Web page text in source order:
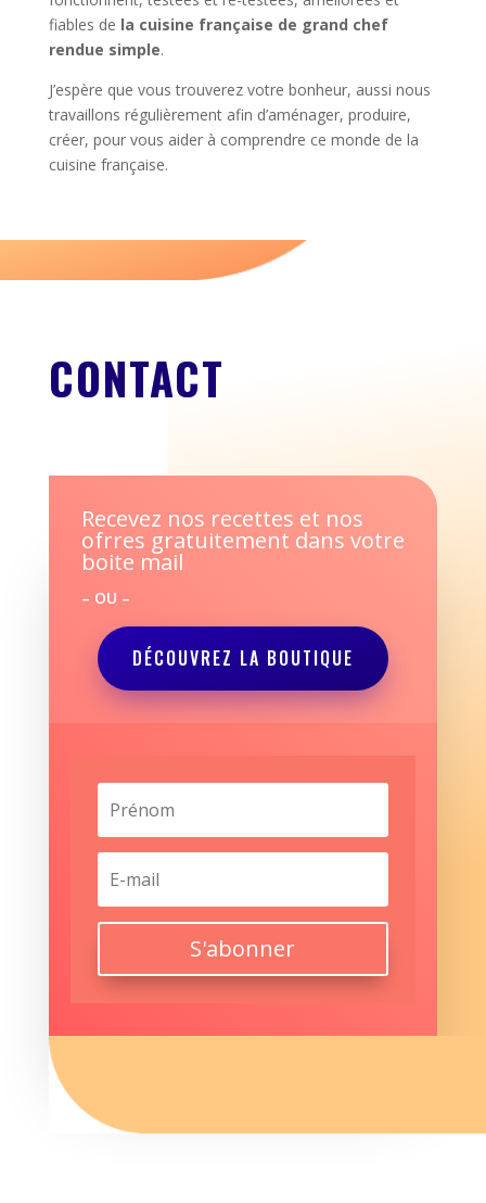
fiables de la cuisine française de grand chef
rendue simple.
J’espère que vous trouverez votre bonheur, aussi nous
travaillons régulièrement afin d’aménager, produire,
créer, pour vous aider à comprendre ce monde de la
cuisine française.
CONTACT
Recevez nos recettes et nos
ofrres gratuitement dans votre
boite mail
– OU –
DÉCOUVREZ LA BOUTIQUE
S'abonner